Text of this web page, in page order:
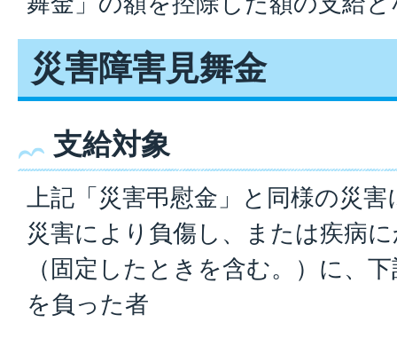
災害障害見舞金
支給対象
上記「災害弔慰金」と同様の災
災害により負傷し、または疾病
（固定したときを含む。）に、
を負った者